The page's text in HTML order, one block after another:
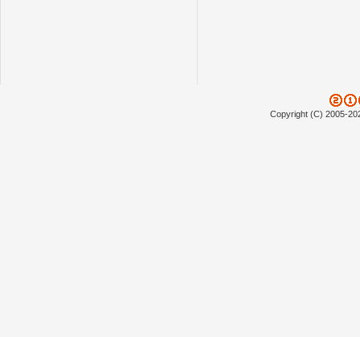
Copyright (C) 2005-